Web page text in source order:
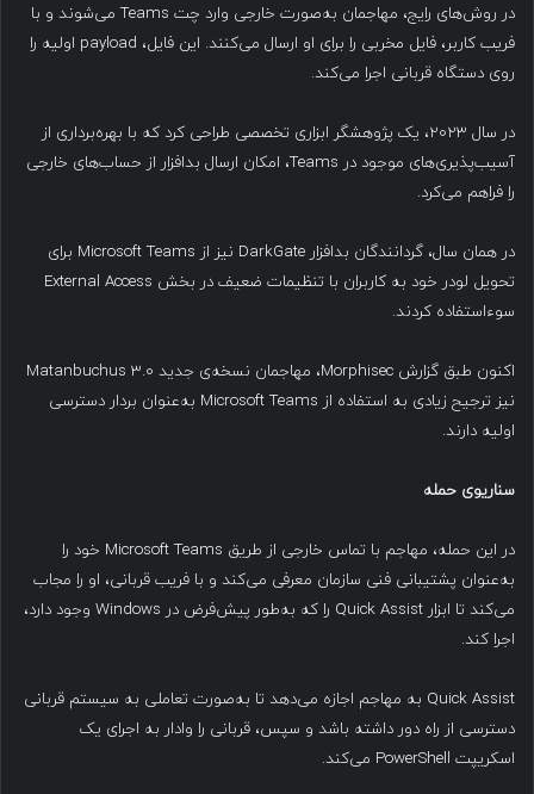
در روش‌های رایج، مهاجمان به‌صورت خارجی وارد چت Teams می‌شوند و با
فریب کاربر، فایل مخربی را برای او ارسال می‌کنند. این فایل، payload اولیه را
روی دستگاه قربانی اجرا می‌کند.
در سال ۲۰۲۳، یک پژوهشگر ابزاری تخصصی طراحی کرد که با بهره‌برداری از
آسیب‌پذیری‌های موجود در Teams، امکان ارسال بدافزار از حساب‌های خارجی
را فراهم می‌کرد.
در همان سال، گردانندگان بدافزار DarkGate نیز از Microsoft Teams برای
تحویل لودر خود به کاربران با تنظیمات ضعیف در بخش External Access
سوءاستفاده کردند.
اکنون طبق گزارش Morphisec، مهاجمان نسخه‌ی جدید Matanbuchus 3.0
نیز ترجیح زیادی به استفاده از Microsoft Teams به‌عنوان بردار دسترسی
اولیه دارند.
سناریوی حمله
در این حمله، مهاجم با تماس خارجی از طریق Microsoft Teams خود را
به‌عنوان پشتیبانی فنی سازمان معرفی می‌کند و با فریب قربانی، او را مجاب
می‌کند تا ابزار Quick Assist را که به‌طور پیش‌فرض در Windows وجود دارد،
اجرا کند.
Quick Assist به مهاجم اجازه می‌دهد تا به‌صورت تعاملی به سیستم قربانی
دسترسی از راه دور داشته باشد و سپس، قربانی را وادار به اجرای یک
اسکریپت PowerShell می‌کند.